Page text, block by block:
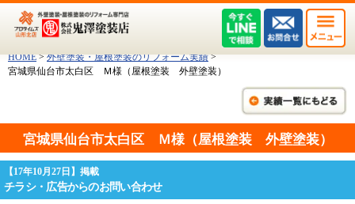
HOME > 外壁塗装・屋根塗装のリフォーム実績 >
宮城県仙台市太白区 Ｍ様（屋根塗装 外壁塗装）
宮城県仙台市太白区 Ｍ様（屋根塗装 外壁塗装）
【17年10月27日】掲載
チラシ・広告からのお問い合わせ